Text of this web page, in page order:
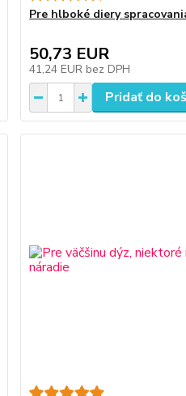
Pre hlboké diery
50,73 EUR
41,24 EUR bez DPH
Pridať do